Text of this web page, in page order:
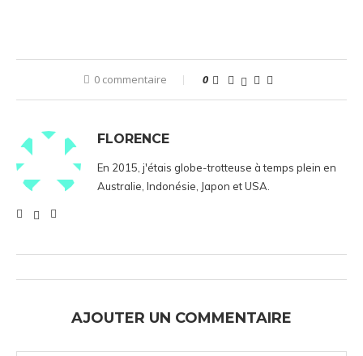
0 commentaire 0
FLORENCE
En 2015, j'étais globe-trotteuse à temps plein en
Australie, Indonésie, Japon et USA.
AJOUTER UN COMMENTAIRE